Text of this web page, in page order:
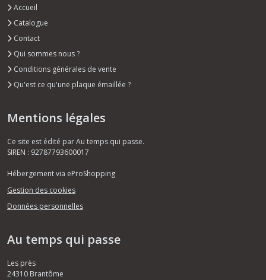
Accueil
Catalogue
Contact
Qui sommes nous ?
Conditions générales de vente
Qu'est ce qu'une plaque émaillée ?
Mentions légales
Ce site est édité par Au temps qui passe.
SIREN : 92787793600017
Hébergement via eProShopping
Gestion des cookies
Données personnelles
Au temps qui passe
Les près
24310 Brantôme